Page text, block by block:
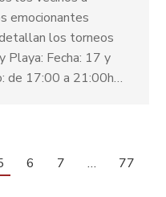
emocionantes
los torneos
Fecha: 17 y
de 17:00 a 21:00h…
6 7 …
77